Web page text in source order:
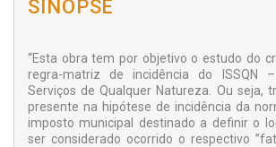
SINOPSE
“Esta obra tem por objetivo o estudo do
regra-matriz de incidência do ISSQN
Serviços de Qualquer Natureza. Ou seja,
presente na hipótese de incidência da
imposto municipal destinado a definir o
ser considerado ocorrido o respectivo